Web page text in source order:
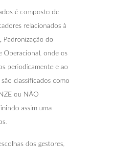
é composto de
relacionados à
Padronização do
Operacional, onde os
periodicamente e ao
classificados como
ou NÃO
assim uma
dos gestores,